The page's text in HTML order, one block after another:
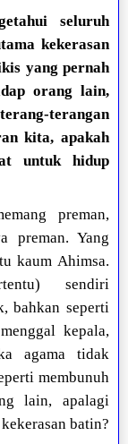
seluruh
kekerasan
yang pernah
orang lain,
terangan
kita, apakah
untuk hidup
preman,
preman. Yang
kaum Ahimsa.
sendiri
bahkan seperti
kepala,
agama tidak
membunuh
lain, apalagi
batin?